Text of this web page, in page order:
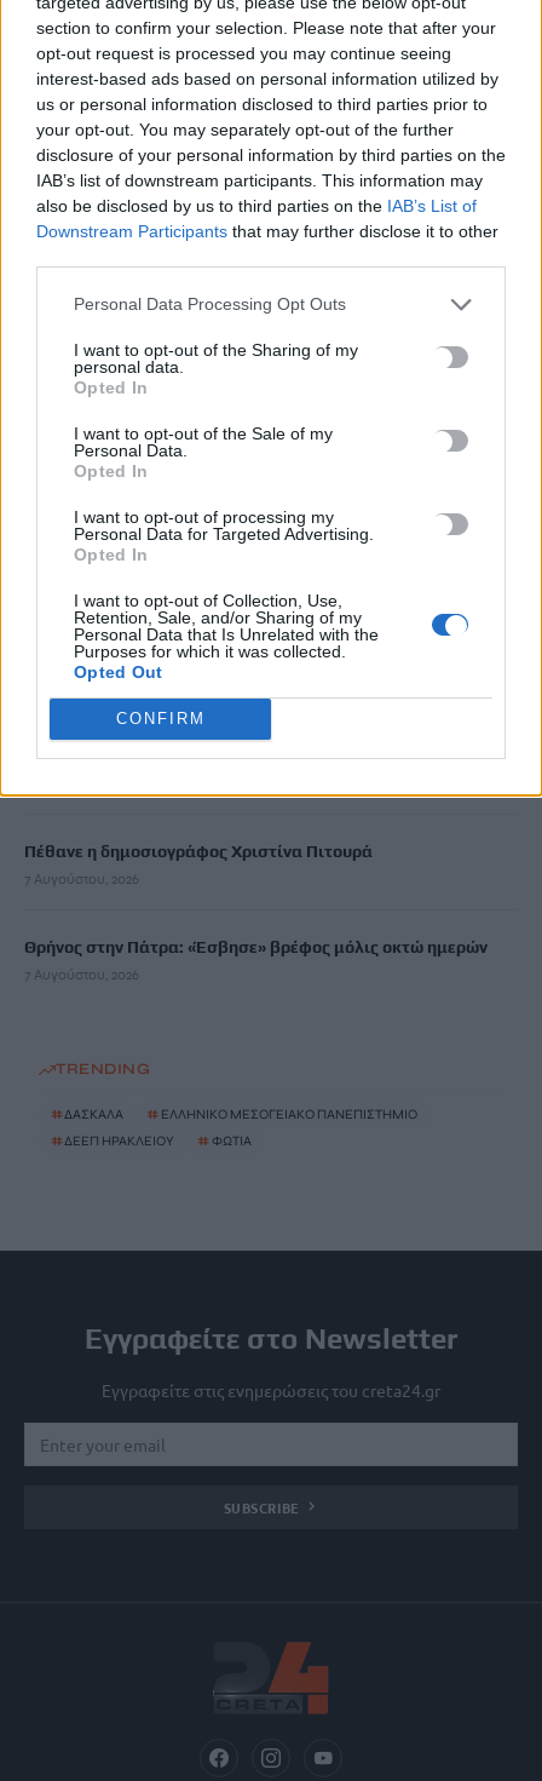
section to confirm your selection. Please note that after your
opt-out request is processed you may continue seeing
interest-based ads based on personal information utilized by
us or personal information disclosed to third parties prior to
your opt-out. You may separately opt-out of the further
disclosure of your personal information by third parties on the
IAB’s list of downstream participants. This information may
also be disclosed by us to third parties on the IAB’s List of
Downstream Participants that may further disclose it to other
Personal Data Processing Opt Outs
I want to opt-out of the Sharing of my
personal data.
Opted In
I want to opt-out of the Sale of my
Personal Data.
Opted In
I want to opt-out of processing my
Personal Data for Targeted Advertising.
Opted In
I want to opt-out of Collection, Use,
Retention, Sale, and/or Sharing of my
Personal Data that Is Unrelated with the
Purposes for which it was collected.
Opted Out
CONFIRM
Σοκαριστικές αποκαλύψεις του FBI μετά το Μουντιάλ: «Θα
ανατινάξω τον Μέσι με τέσσερις βόμβες»
7 Αυγούστου, 2026
ΗΠΑ: Δασκάλα χορού κατηγορείται για σεξουαλική
κακοποίηση δύο ανήλικων μαθητών της
7 Αυγούστου, 2026
Κυριακού»
7 Αυγούστου, 2026
οδηγεί την Κρήτη στο μέλλον
7 Αυγούστου, 2026
Ρέθυμνο: Φωτιά σε διαμέρισμα – Απεγκλωβίστηκε ένα άτομο
7 Αυγούστου, 2026
Εκδήλωση για την 82η Επέτειο της Μεγάλης Κύκλωσης της
Εμπάρου και τιμή στη Μνήμη των ηρώων
Νέα πυρκαγιά στη Σητεία
Πέθανε η δημοσιογράφος Χριστίνα Πιτουρά
7 Αυγούστου, 2026
Θρήνος στην Πάτρα: «Έσβησε» βρέφος μόλις οκτώ ημερών
7 Αυγούστου, 2026
TRENDING
#ΔΑΣΚΑΛΑ # ΕΛΛΗΝΙΚΟ ΜΕΣΟΓΕΙΑΚΟ ΠΑΝΕΠΙΣΤΗΜΙΟ
#ΔΕΕΠ ΗΡΑΚΛΕΙΟΥ # ΦΩΤΙΑ
Εγγραφείτε στο Newsletter
Εγγραφείτε στις ενημερώσεις του creta24.gr
SUBSCRIBE